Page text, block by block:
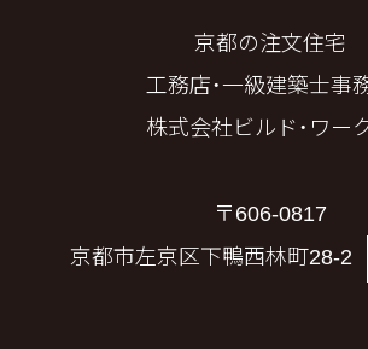
京都の注文住宅
工務店・一級建築士事
株式会社ビルド・ワー
〒606-0817
京都市左京区下鴨西林町28-2